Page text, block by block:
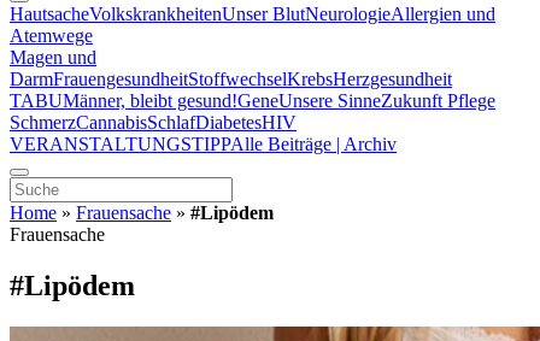
HautsacheVolkskrankheitenUnser BlutNeurologieAllergien und
Atemwege
Magen und
DarmFrauengesundheitStoffwechselKrebsHerzgesundheit
TABUMänner, bleibt gesund!GeneUnsere SinneZukunft Pflege
SchmerzCannabisSchlafDiabetesHIV
VERANSTALTUNGSTIPPAlle Beiträge | Archiv
Home » Frauensache » #Lipödem
Frauensache
#Lipödem